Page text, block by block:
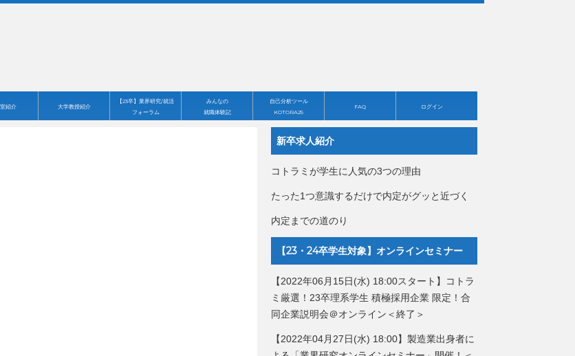
紹介 大学教授紹介
【23卒】業界研究/就活
フォーラム
みんなの
就職体験記
自己分析ツール
KOTORA25
FAQ ログイン
新卒求人紹介
コトラミが学生に人気の3つの理由
たった1つ意識するだけで内定がグッと近づく
内定までの道のり
【23・24卒学生対象】オンラインセミナー
【2022年06月15日(水) 18:00スタート】コトラ
ミ厳選！23卒理系学生 積極採用企業 限定！合
同企業説明会＠オンライン＜終了＞
【2022年04月27日(水) 18:00】製造業出身者に